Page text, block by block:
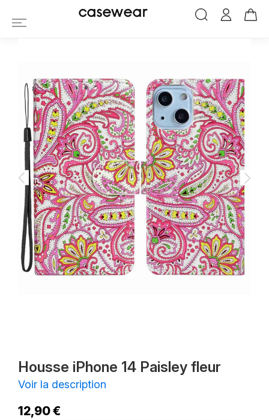
Housse iPhone 14 Paisley fleur
casewear
Housse iPhone 14 Paisley fleur
Voir la description
12,90 €